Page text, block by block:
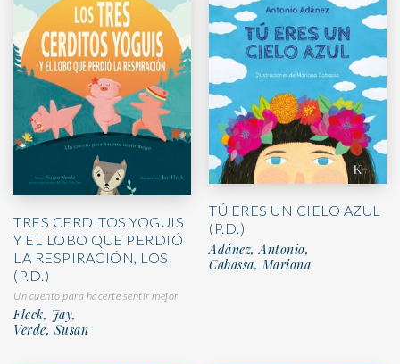
TRES CERDITOS YOGUIS
Y EL LOBO QUE PERDIÓ
LA RESPIRACIÓN, LOS
(P.D.)
Un cuento para hacerte sentir mejor
Fleck, Jay,
Verde, Susan
TÚ ERES UN CIELO AZUL
(P.D.)
Adánez, Antonio,
Cabassa, Mariona